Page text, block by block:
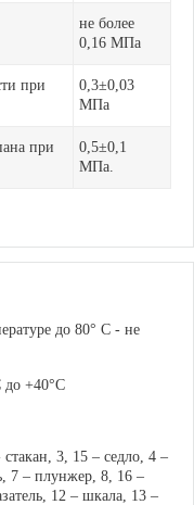
не более
0,16 МПа
при
0,3±0,03
МПа
при
0,5±0,1
МПа.
до 80° С - не
до +40°С
3, 15 – седло, 4 –
7 – плунжер, 8, 16 –
12 – шкала, 13 –